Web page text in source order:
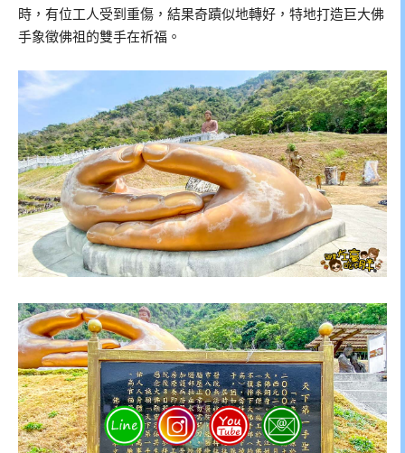
時，有位工人受到重傷，結果奇蹟似地轉好，特地打造巨大佛
手象徵佛祖的雙手在祈福。